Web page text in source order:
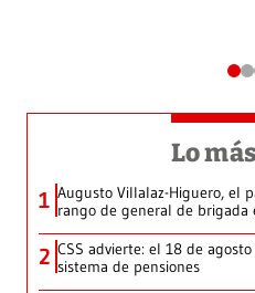
Lo
1 Augusto Villalaz-Higuero, el
rango de general de brigada
2 CSS advierte: el 18 de
sistema de pensiones